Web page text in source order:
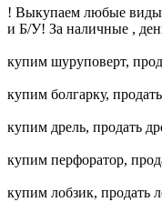
! Выкупаем любые
и Б/У! За наличные ,
купим шуруповерт,
купим болгарку,
купим дрель, продать
купим перфоратор,
купим лобзик, продать